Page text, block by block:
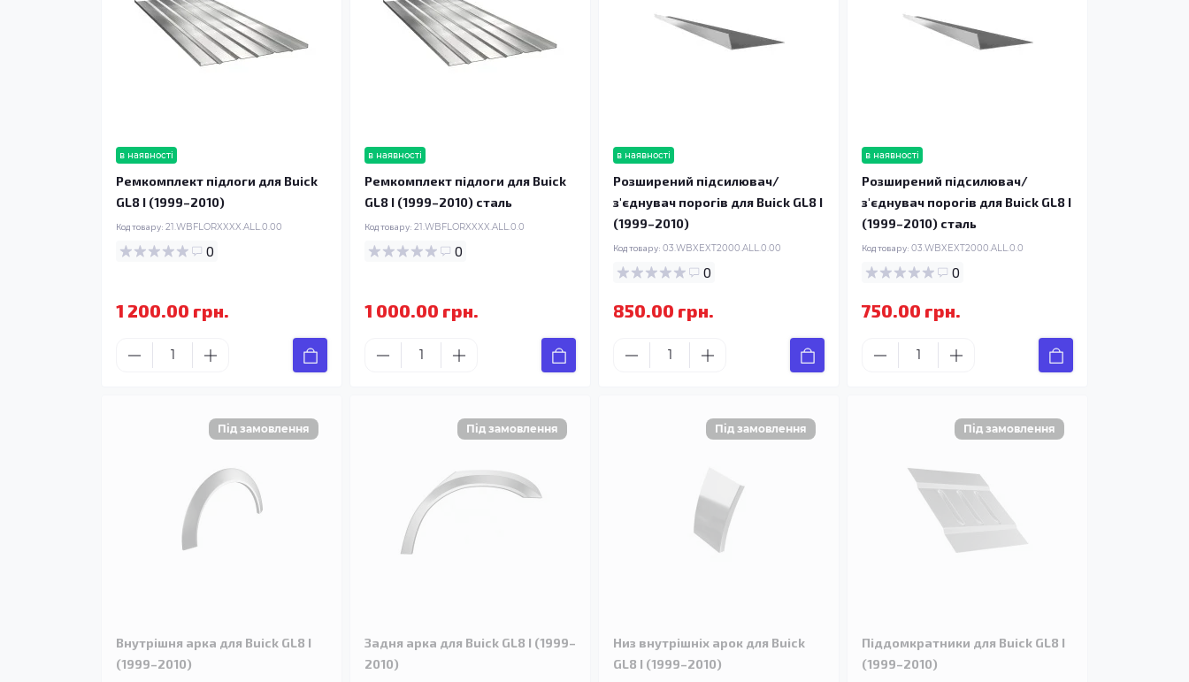
в наявності
Ремкомплект підлоги для Buick
GL8 I (1999–2010)
Код товару: 21.WBFLORXXXX.ALL.0.00
0
1 200.00 грн.
в наявності
Ремкомплект підлоги для Buick
GL8 I (1999–2010) сталь
Код товару: 21.WBFLORXXXX.ALL.0.0
0
1 000.00 грн.
в наявності
Розширений підсилювач/
з'єднувач порогів для Buick GL8 I
(1999–2010)
Код товару: 03.WBXEXT2000.ALL.0.00
0
850.00 грн.
в наявності
Розширений підсилювач/
з'єднувач порогів для Buick GL8 I
(1999–2010) сталь
Код товару: 03.WBXEXT2000.ALL.0.0
0
750.00 грн.
Внутрішня арка для Buick GL8 I
(1999–2010)
Задня арка для Buick GL8 I (1999–
2010)
Низ внутрішніх арок для Buick
GL8 I (1999–2010)
Піддомкратники для Buick GL8 I
(1999–2010)